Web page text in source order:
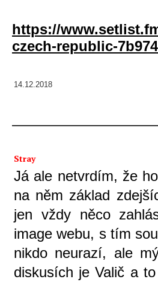
https://
czech-republic-
14.12.2018
Stray
Já ale netvrdím, že
na něm základ
jen vždy něco
image webu, s tím
nikdo neurazí, ale
diskusích je Valič a